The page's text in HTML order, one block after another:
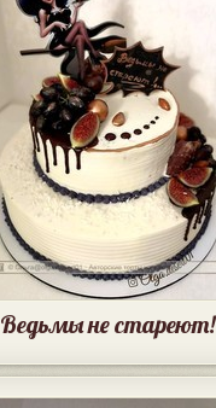
Ведьмы не стареют!